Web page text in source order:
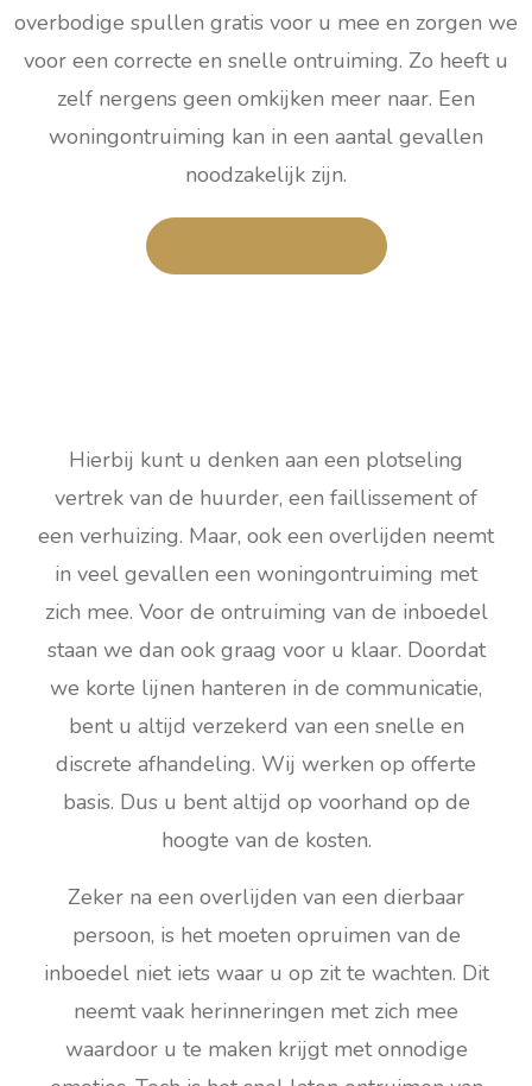
overbodige spullen gratis voor u mee en zorgen we
voor een correcte en snelle ontruiming. Zo heeft u
zelf nergens geen omkijken meer naar. Een
woningontruiming kan in een aantal gevallen
noodzakelijk zijn.
Hierbij kunt u denken aan een plotseling
vertrek van de huurder, een faillissement of
een verhuizing. Maar, ook een overlijden neemt
in veel gevallen een woningontruiming met
zich mee. Voor de ontruiming van de inboedel
staan we dan ook graag voor u klaar. Doordat
we korte lijnen hanteren in de communicatie,
bent u altijd verzekerd van een snelle en
discrete afhandeling. Wij werken op offerte
basis. Dus u bent altijd op voorhand op de
hoogte van de kosten.
Zeker na een overlijden van een dierbaar
persoon, is het moeten opruimen van de
inboedel niet iets waar u op zit te wachten. Dit
neemt vaak herinneringen met zich mee
waardoor u te maken krijgt met onnodige